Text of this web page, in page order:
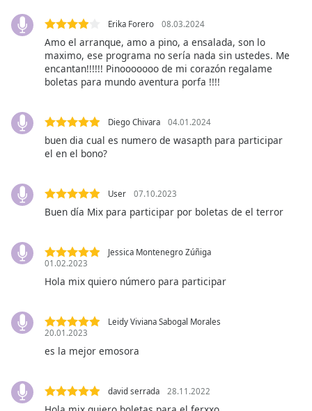
Text
Family
Close
Modal
Dialog
dialog
window.
Erika Forero 08.03.2024
Amo el arranque, amo a pino, a ensalada, son lo
maximo, ese programa no sería nada sin ustedes. Me
encantan!!!!!! Pinooooooo de mi corazón regalame
boletas para mundo aventura porfa !!!!
Diego Chivara 04.01.2024
buen dia cual es numero de wasapth para participar
el en el bono?
User 07.10.2023
Buen día Mix para participar por boletas de el terror
Jessica Montenegro Zúñiga
01.02.2023
Hola mix quiero número para participar
Leidy Viviana Sabogal Morales
20.01.2023
es la mejor emosora
david serrada 28.11.2022